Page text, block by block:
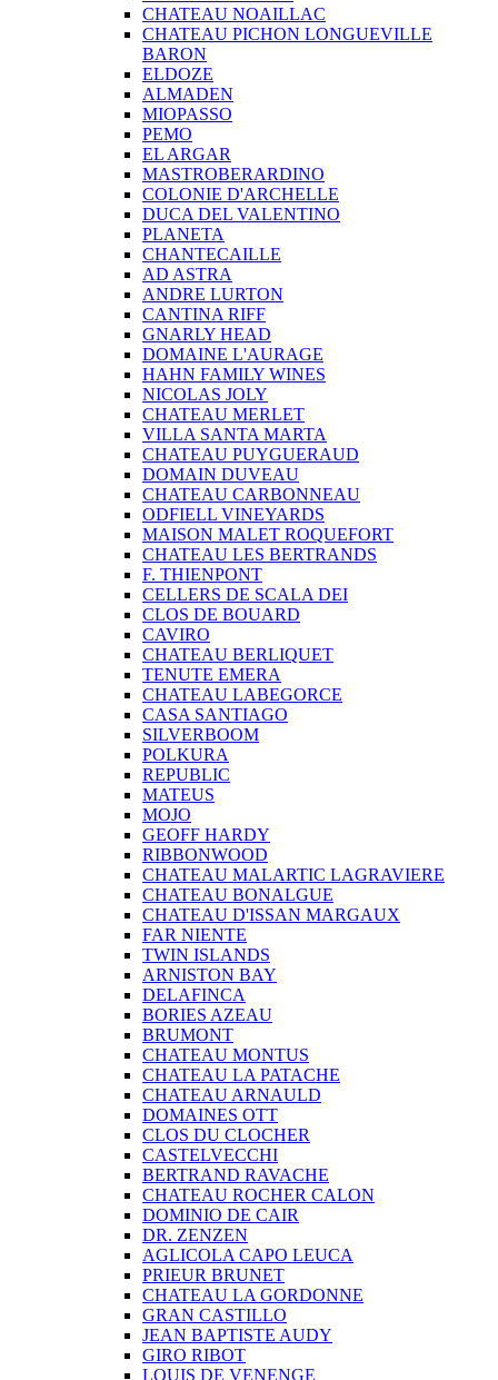
CHATEAU NOAILLAC
CHATEAU PICHON LONGUEVILLE
BARON
ELDOZE
ALMADEN
MIOPASSO
PEMO
EL ARGAR
MASTROBERARDINO
COLONIE D'ARCHELLE
DUCA DEL VALENTINO
PLANETA
CHANTECAILLE
AD ASTRA
ANDRE LURTON
CANTINA RIFF
GNARLY HEAD
DOMAINE L'AURAGE
HAHN FAMILY WINES
NICOLAS JOLY
CHATEAU MERLET
VILLA SANTA MARTA
CHATEAU PUYGUERAUD
DOMAIN DUVEAU
CHATEAU CARBONNEAU
ODFIELL VINEYARDS
MAISON MALET ROQUEFORT
CHATEAU LES BERTRANDS
F. THIENPONT
CELLERS DE SCALA DEI
CLOS DE BOUARD
CAVIRO
CHATEAU BERLIQUET
TENUTE EMERA
CHATEAU LABEGORCE
CASA SANTIAGO
SILVERBOOM
POLKURA
REPUBLIC
MATEUS
MOJO
GEOFF HARDY
RIBBONWOOD
CHATEAU MALARTIC LAGRAVIERE
CHATEAU BONALGUE
CHATEAU D'ISSAN MARGAUX
FAR NIENTE
TWIN ISLANDS
ARNISTON BAY
DELAFINCA
BORIES AZEAU
BRUMONT
CHATEAU MONTUS
CHATEAU LA PATACHE
CHATEAU ARNAULD
DOMAINES OTT
CLOS DU CLOCHER
CASTELVECCHI
BERTRAND RAVACHE
CHATEAU ROCHER CALON
DOMINIO DE CAIR
DR. ZENZEN
AGLICOLA CAPO LEUCA
PRIEUR BRUNET
CHATEAU LA GORDONNE
GRAN CASTILLO
JEAN BAPTISTE AUDY
GIRO RIBOT
LOUIS DE VENENGE